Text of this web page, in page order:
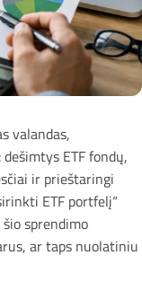
valandas,
ETF fondų,
ir prieštaringi
ETF portfelį“
sprendimo
ar taps nuolatiniu